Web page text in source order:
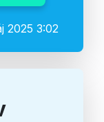
2025 3:02